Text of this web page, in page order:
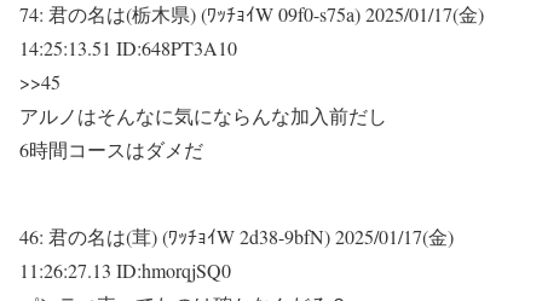
74: 君の名は(栃木県) (ﾜｯﾁｮｲW 09f0-s75a)2025/01/17(金)
14:25:13.51 ID:648PT3A10
>>45
アルノはそんなに気にならんな加入前だし
6時間コースはダメだ
46: 君の名は(茸) (ﾜｯﾁｮｲW 2d38-9bfN)2025/01/17(金)
11:26:27.13 ID:hmorqjSQ0